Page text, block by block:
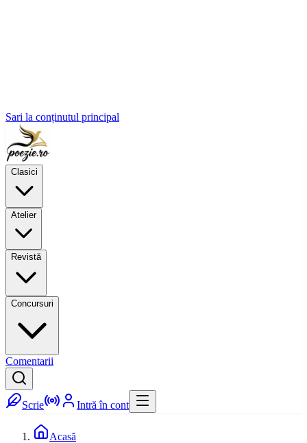
Sari la conținutul principal
Clasici
Atelier
Revistă
Concursuri
Comentarii
Scrie Intră în cont
Acasă